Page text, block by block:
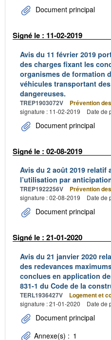
Document principal
Signé le : 11-02-2019
Avis du 11 février 2019
des charges fixant les
organismes de formation
véhicules transportant
dangereuses.
TREP1903072V Prévention
signature : 11-02-2019
Date de
Document principal
Signé le : 02-08-2019
Avis du 2 août 2019 relatif
l’utilisation par
TREP1922256V Prévention
signature : 02-08-2019
Date de
Document principal
Signé le : 21-01-2020
Avis du 21 janvier 2020
des redevances
conclues en application
831-1 du Code de la
TERL1936427V Logement et
signature : 21-01-2020
Date de
Document principal
Annexe(s) : 1